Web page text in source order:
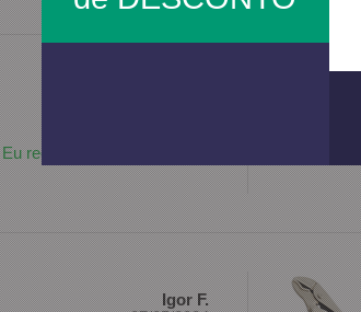
Eu recomendo esse produto.
Igor F.